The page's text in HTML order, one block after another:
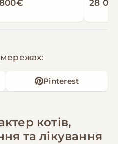
28
Pinterest
котів,
та лікування